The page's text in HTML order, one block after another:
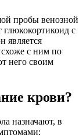
пробы венозной
с
является
схоже с ним по
него своим
крови?
назначают, в